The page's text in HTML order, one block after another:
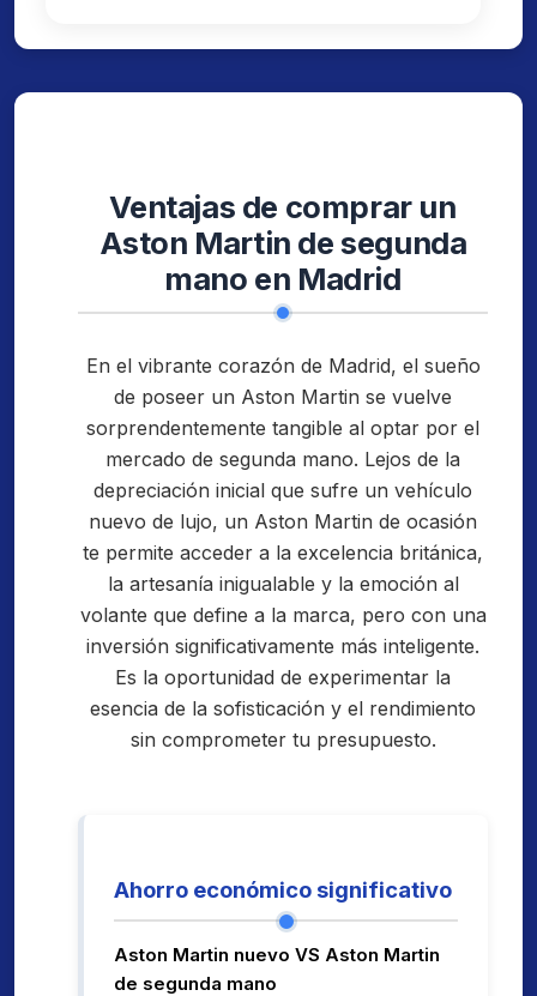
Ventajas de comprar un
Aston Martin de segunda
mano en Madrid
En el vibrante corazón de Madrid, el sueño
de poseer un Aston Martin se vuelve
sorprendentemente tangible al optar por el
mercado de segunda mano. Lejos de la
depreciación inicial que sufre un vehículo
nuevo de lujo, un Aston Martin de ocasión
te permite acceder a la excelencia británica,
la artesanía inigualable y la emoción al
volante que define a la marca, pero con una
inversión significativamente más inteligente.
Es la oportunidad de experimentar la
esencia de la sofisticación y el rendimiento
sin comprometer tu presupuesto.
Ahorro económico significativo
Aston Martin nuevo VS Aston Martin
de segunda mano